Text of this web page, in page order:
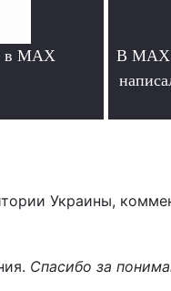
в MAX
В MAX
Украины,
Спасибо за